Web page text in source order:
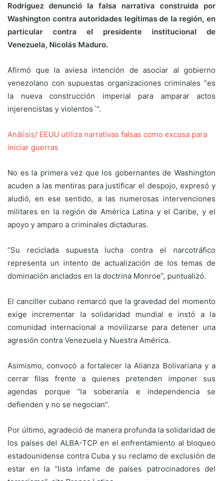
Rodríguez denunció la falsa narrativa construida por
Washington contra autoridades legítimas de la región, en
particular contra el presidente institucional de
Venezuela, Nicolás Maduro.
Afirmó que la aviesa intención de asociar al gobierno
venezolano con supuestas organizaciones criminales “es
la nueva construcción imperial para amparar actos
injerencistas y violentos´”.
Análisis/ EEUU utiliza narrativas falsas como excusa para
iniciar guerras
No es la primera vez que los gobernantes de Washington
acuden a las mentiras para justificar el despojo, expresó y
aludió, en ese sentido, a las numerosas intervenciones
militares en la región de América Latina y el Caribe, y el
apoyo y amparo a criminales dictaduras.
“Su reciclada supuesta lucha contra el narcotráfico
representa un intento de actualización de los temas de
dominación anclados en la doctrina Monroe”, puntualizó.
El canciller cubano remarcó que la gravedad del momento
exige incrementar la solidaridad mundial e instó a la
comunidad internacional a movilizarse para detener una
agresión contra Venezuela y Nuestra América.
Asimismo, convocó a fortalecer la Alianza Bolivariana y a
cerrar filas frente a quienes pretenden imponer sus
agendas porque “la soberanía e independencia se
defienden y no se negocian”.
Por último, agradeció de manera profunda la solidaridad de
los países del ALBA-TCP en el enfrentamiento al bloqueo
estadounidense contra Cuba y su reclamo de exclusión de
estar en la “lista infame de países patrocinadores del